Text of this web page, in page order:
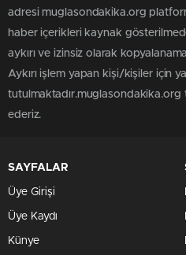
adresi muglasondakika.org
haber içerikleri kaynak
aykırı ve izinsiz olarak
Aykırı işlem yapan kişi/kişiler için
ederiz.
SAYFALAR
Üye Girişi
Üye Kaydı
Künye